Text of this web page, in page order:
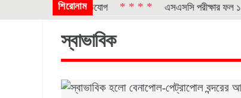
শিরোনাম
ক্ষুণ্নের অভিযোগ * * * * এসএসসি পরীক্ষার ফল ১০ আগস্ট
স্বাভাবিক